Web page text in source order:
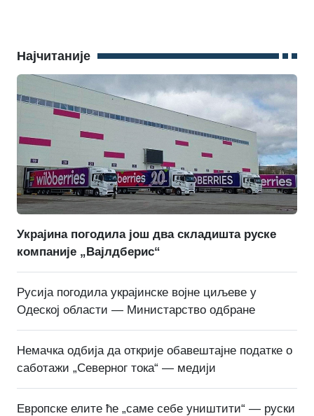
Најчитаније
Украјина погодила још два складишта руске
компаније „Вајлдберис“
Русија погодила украјинске војне циљеве у
Одеској области — Министарство одбране
Немачка одбија да открије обавештајне податке о
саботажи „Северног тока“ — медији
Европске елите ће „саме себе уништити“ — руски